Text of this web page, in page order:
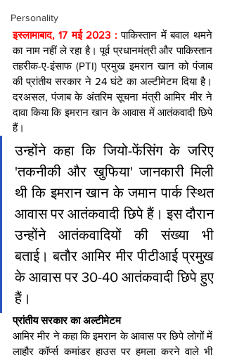
Personality
इस्लामाबाद, 17 मई 2023 : पाकिस्तान में बवाल थमने
का नाम नहीं ले रहा है। पूर्व प्रधानमंत्री और पाकिस्तान
तहरीक-ए-इंसाफ (PTI) प्रमुख इमरान खान को पंजाब
की प्रांतीय सरकार ने 24 घंटे का अल्टीमेटम दिया है।
दरअसल, पंजाब के अंतरिम सूचना मंत्री आमिर मीर ने
दावा किया कि इमरान खान के आवास में आतंकवादी छिपे
हैं।
उन्होंने कहा कि जियो-फेंसिंग के जरिए
'तकनीकी और खुफिया' जानकारी मिली
थी कि इमरान खान के जमान पार्क स्थित
आवास पर आतंकवादी छिपे हैं। इस दौरान
उन्होंने आतंकवादियों की संख्या भी
बताई। बतौर आमिर मीर पीटीआई प्रमुख
के आवास पर 30-40 आतंकवादी छिपे हुए
हैं।
प्रांतीय सरकार का अल्टीमेटम
आमिर मीर ने कहा कि इमरान के आवास पर छिपे लोगों में
लाहौर कॉर्प्स कमांडर हाउस पर हमला करने वाले भी